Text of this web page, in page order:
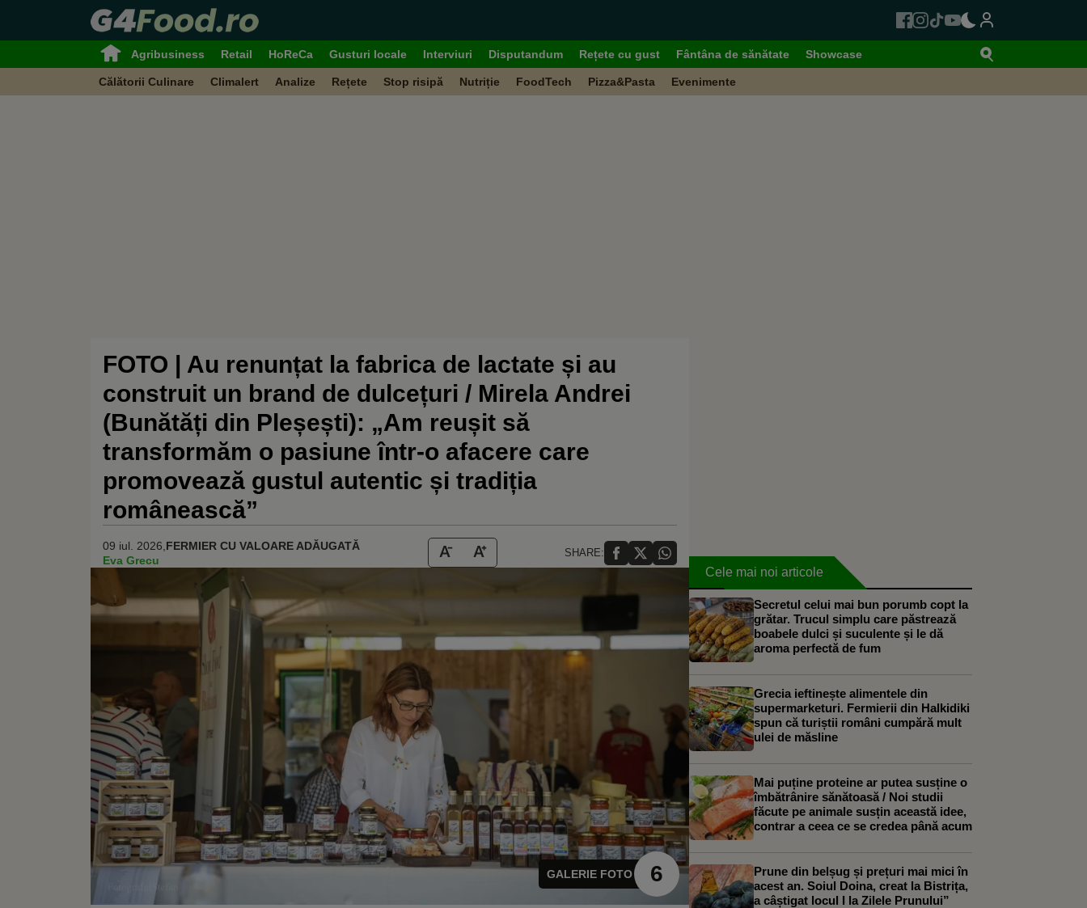
Agribusiness Retail HoReCa Gusturi locale Interviuri Disputandum Rețete cu gust Fântâna de sănătate Showcase
Călătorii Culinare Climalert Analize Rețete Stop risipă Nutriție FoodTech Pizza&Pasta Evenimente
FOTO | Au renunțat la fabrica de lactate și au
construit un brand de dulcețuri / Mirela Andrei
(Bunătăți din Pleșești): „Am reușit să
transformăm o pasiune într-o afacere care
promovează gustul autentic și tradiția
românească”
09 iul. 2026, FERMIER CU VALOARE ADĂUGATĂ
Eva Grecu
SHARE:
GALERIE FOTO 6
Cele mai noi articole
Secretul celui mai bun porumb copt la
grătar. Trucul simplu care păstrează
boabele dulci și suculente și le dă
aroma perfectă de fum
Grecia ieftinește alimentele din
supermarketuri. Fermierii din Halkidiki
spun că turiștii români cumpără mult
ulei de măsline
Mai puține proteine ar putea susține o
îmbătrânire sănătoasă / Noi studii
făcute pe animale susțin această idee,
contrar a ceea ce se credea până acum
Prune din belșug și prețuri mai mici în
acest an. Soiul Doina, creat la Bistrița,
a câștigat locul I la Zilele Prunului”